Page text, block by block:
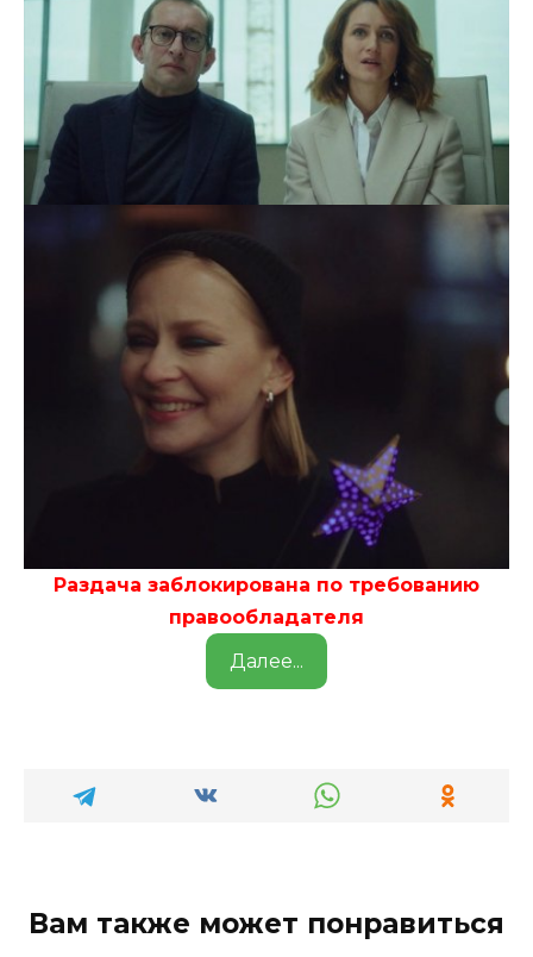
Раздача заблокирована по требованию
правообладателя
Далее...
Вам также может понравиться